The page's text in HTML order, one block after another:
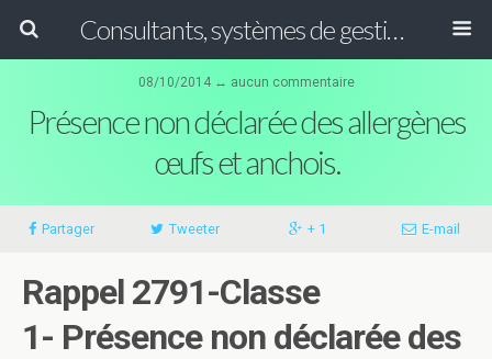
Consultants, systèmes de gestion ISO, HACCP et GFSI
08/10/2014 ↔ aucun commentaire
Présence non déclarée des allergènes
œufs et anchois.
Partager Tweeter + 1 E-mail
Rappel 2791-Classe
1- Présence non déclarée des